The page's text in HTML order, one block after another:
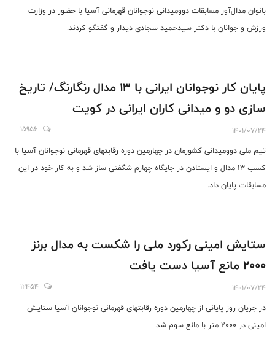
بانوان مدال‌آور مسابقات دوومیدانی نوجوانان قهرمانی آسیا با حضور در وزارت
ورزش و جوانان با دکتر سیدحمید سجادی دیدار و گفتگو کردند.
پایان کار نوجوانان ایرانی با ۱۳ مدال رنگارنگ/ تاریخ
سازی دو و میدانی کاران ایرانی در کویت
1401/07/24
15956
تیم ملی دوومیدانی کشورمان در چهارمین دوره رقابتهای قهرمانی نوجوانان آسیا با
کسب ۱۳ مدال و ایستادن در جایگاه چهارم شگفتی ساز شد و به کار خود در این
مسابقات پایان داد.
ستایش امینی رکورد ملی را شکست به مدال برنز
۲۰۰۰ مانع آسیا دست یافت
1401/07/24
12454
در جریان روز پایانی از چهارمین دوره رقابتهای قهرمانی نوجوانان آسیا ستایش
امینی در ۲۰۰۰ متر با مانع سوم شد.